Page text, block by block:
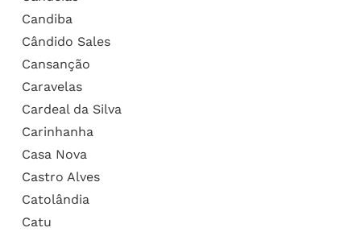
Candiba
Cândido Sales
Cansanção
Caravelas
Cardeal da Silva
Carinhanha
Casa Nova
Castro Alves
Catolândia
Catu